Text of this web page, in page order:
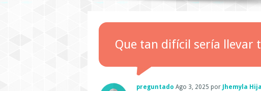
Que tan difícil sería llevar
preguntado Ago 3, 2025 por Jhemyla